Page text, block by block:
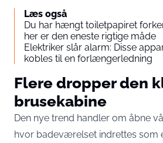
Læs også
Du har hængt toiletpapiret
her er den eneste rigtige måde
Elektriker slår alarm: Disse
kobles til en forlængerledning
Flere dropper den
brusekabine
Den nye trend handler om åbne
hvor badeværelset indrettes som